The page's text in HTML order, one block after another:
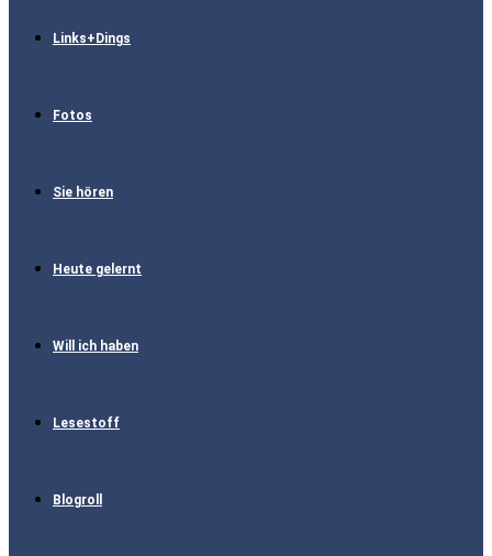
Links+Dings
Fotos
Sie hören
Heute gelernt
Will ich haben
Lesestoff
Blogroll